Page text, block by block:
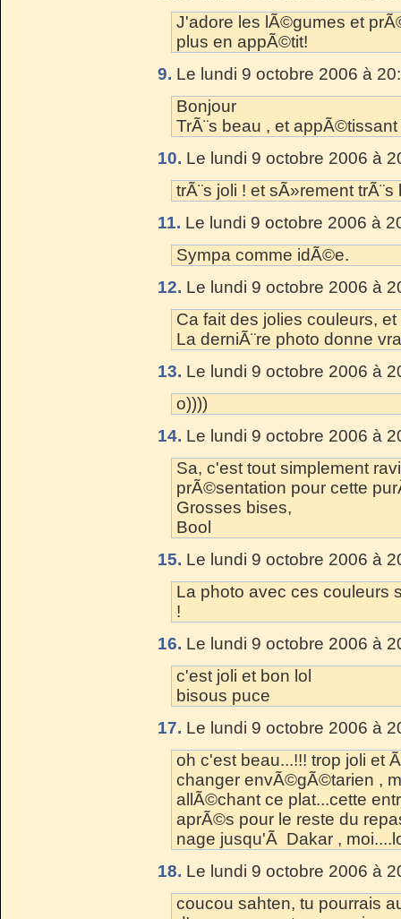
J'adore les lÃ©gumes et
plus en appÃ©tit!
9. Le lundi 9 octobre 2006 à
Bonjour
TrÃ¨s beau , et
10. Le lundi 9 octobre 2006 à
trÃ¨s joli ! et sÃ»rement
11. Le lundi 9 octobre 2006 à
Sympa comme idÃ©e.
12. Le lundi 9 octobre 2006 à
Ca fait des jolies couleurs,
La derniÃ¨re photo donne
13. Le lundi 9 octobre 2006 à
o))))
14. Le lundi 9 octobre 2006 à
Sa, c'est tout simplement
prÃ©sentation pour cette
Grosses bises,
Bool
15. Le lundi 9 octobre 2006 à
La photo avec ces couleurs
!
16. Le lundi 9 octobre 2006 à
c'est joli et bon lol
bisous puce
17. Le lundi 9 octobre 2006 à
oh c'est beau...!!! trop joli et
changer envÃ©gÃ©tarien ,
allÃ©chant ce plat...cette
aprÃ©s pour le reste du
nage jusqu'Ã Dakar ,
18. Le lundi 9 octobre 2006 à
coucou sahten, tu pourrais